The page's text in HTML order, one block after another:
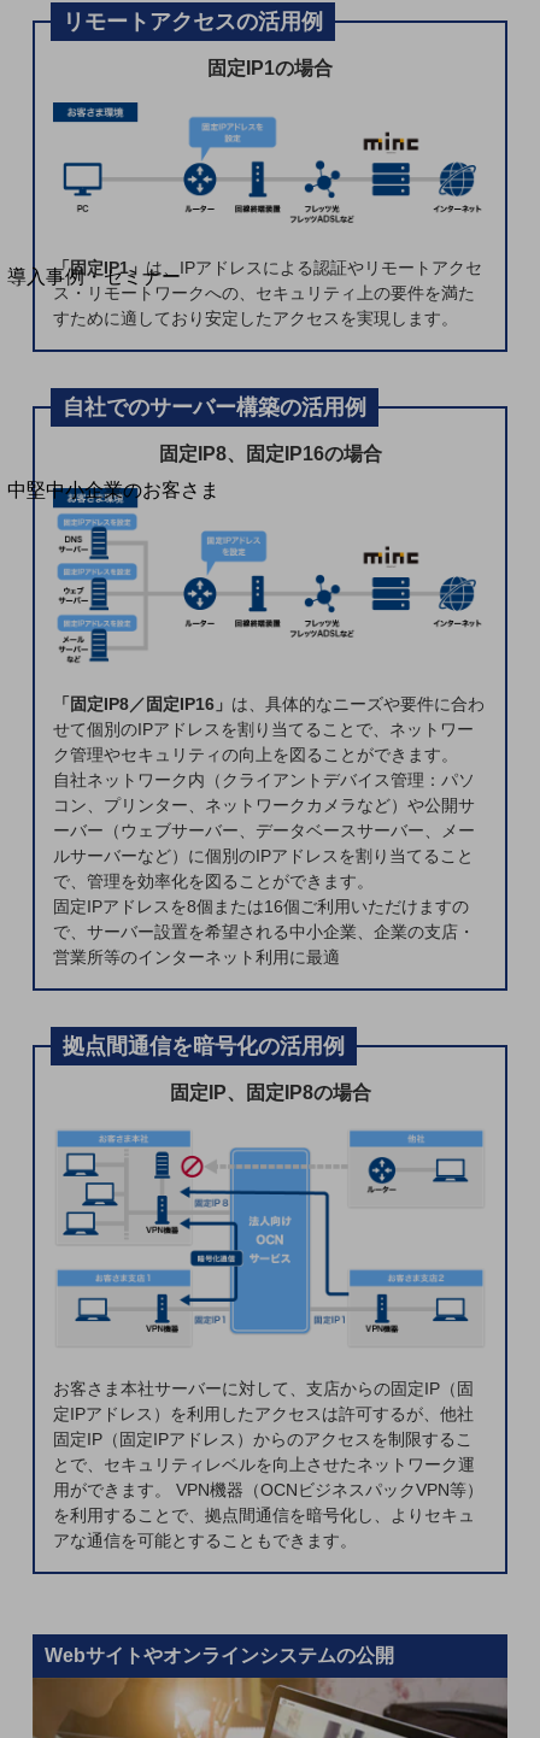
運用保守・故障紛失サポート
導入事例・セミナー
導入事例TOP
最新の導入事例や注目の導入事例をご紹介します
開催・出展する各種セミナー、イベント情報をご紹介します
中堅中小企業のお客さま
NTTドコモビジネスウォッチ
ビジネスお役立ち情報
旬な話題やお役立ち資料などDXの課題を
解決するヒントをお届けする記事サイト
新着記事
お役立ち資料ダウンロード
IT用語集
中堅中小企業向け
サービス・ソリューション
課題やニーズに合ったサービスをご紹介し、
中堅中小企業のビジネスをサポート！
お悩みから見つける
お悩みから見つけるTOP
ネットワーク
モバイル・音声
リモート・ハイブリッドワーク
その他のお悩みはこちら
業界から見つける
業界から見つけるTOP
小売・卸売業
地域産業
その他の業界はこちら
ゲーム感覚で見つける
ビジネスお悩み診断
NTTドコモビジネス
オンラインショップ
法人向けモバイルトップ
はじめての方へ
サービス・商品を探す
新規会員登録/ログインはこちら
100回線以上のお問い合わせ・お見積りはこちら
リモートアクセスの活用例
固定IP1の場合
「固定IP1」 は、IPアドレスによる認証やリモートアクセ
ス・リモートワークへの、セキュリティ上の要件を満た
すために適しており安定したアクセスを実現します。
自社でのサーバー構築の活用例
固定IP8、固定IP16の場合
「固定IP8／固定IP16」 は、具体的なニーズや要件に合わ
せて個別のIPアドレスを割り当てることで、ネットワー
ク管理やセキュリティの向上を図ることができます。
自社ネットワーク内（クライアントデバイス管理：パソ
コン、プリンター、ネットワークカメラなど）や公開サ
ーバー（ウェブサーバー、データベースサーバー、メー
ルサーバーなど）に個別のIPアドレスを割り当てること
で、管理を効率化を図ることができます。
固定IPアドレスを8個または16個ご利用いただけますの
で、サーバー設置を希望される中小企業、企業の支店・
営業所等のインターネット利用に最適
拠点間通信を暗号化の活用例
固定IP、固定IP8の場合
お客さま本社サーバーに対して、支店からの固定IP（固
定IPアドレス）を利用したアクセスは許可するが、他社
固定IP（固定IPアドレス）からのアクセスを制限するこ
とで、セキュリティレベルを向上させたネットワーク運
用ができます。 VPN機器（OCNビジネスパックVPN等）
を利用することで、拠点間通信を暗号化し、よりセキュ
アな通信を可能とすることもできます。
Webサイトやオンラインシステムの公開